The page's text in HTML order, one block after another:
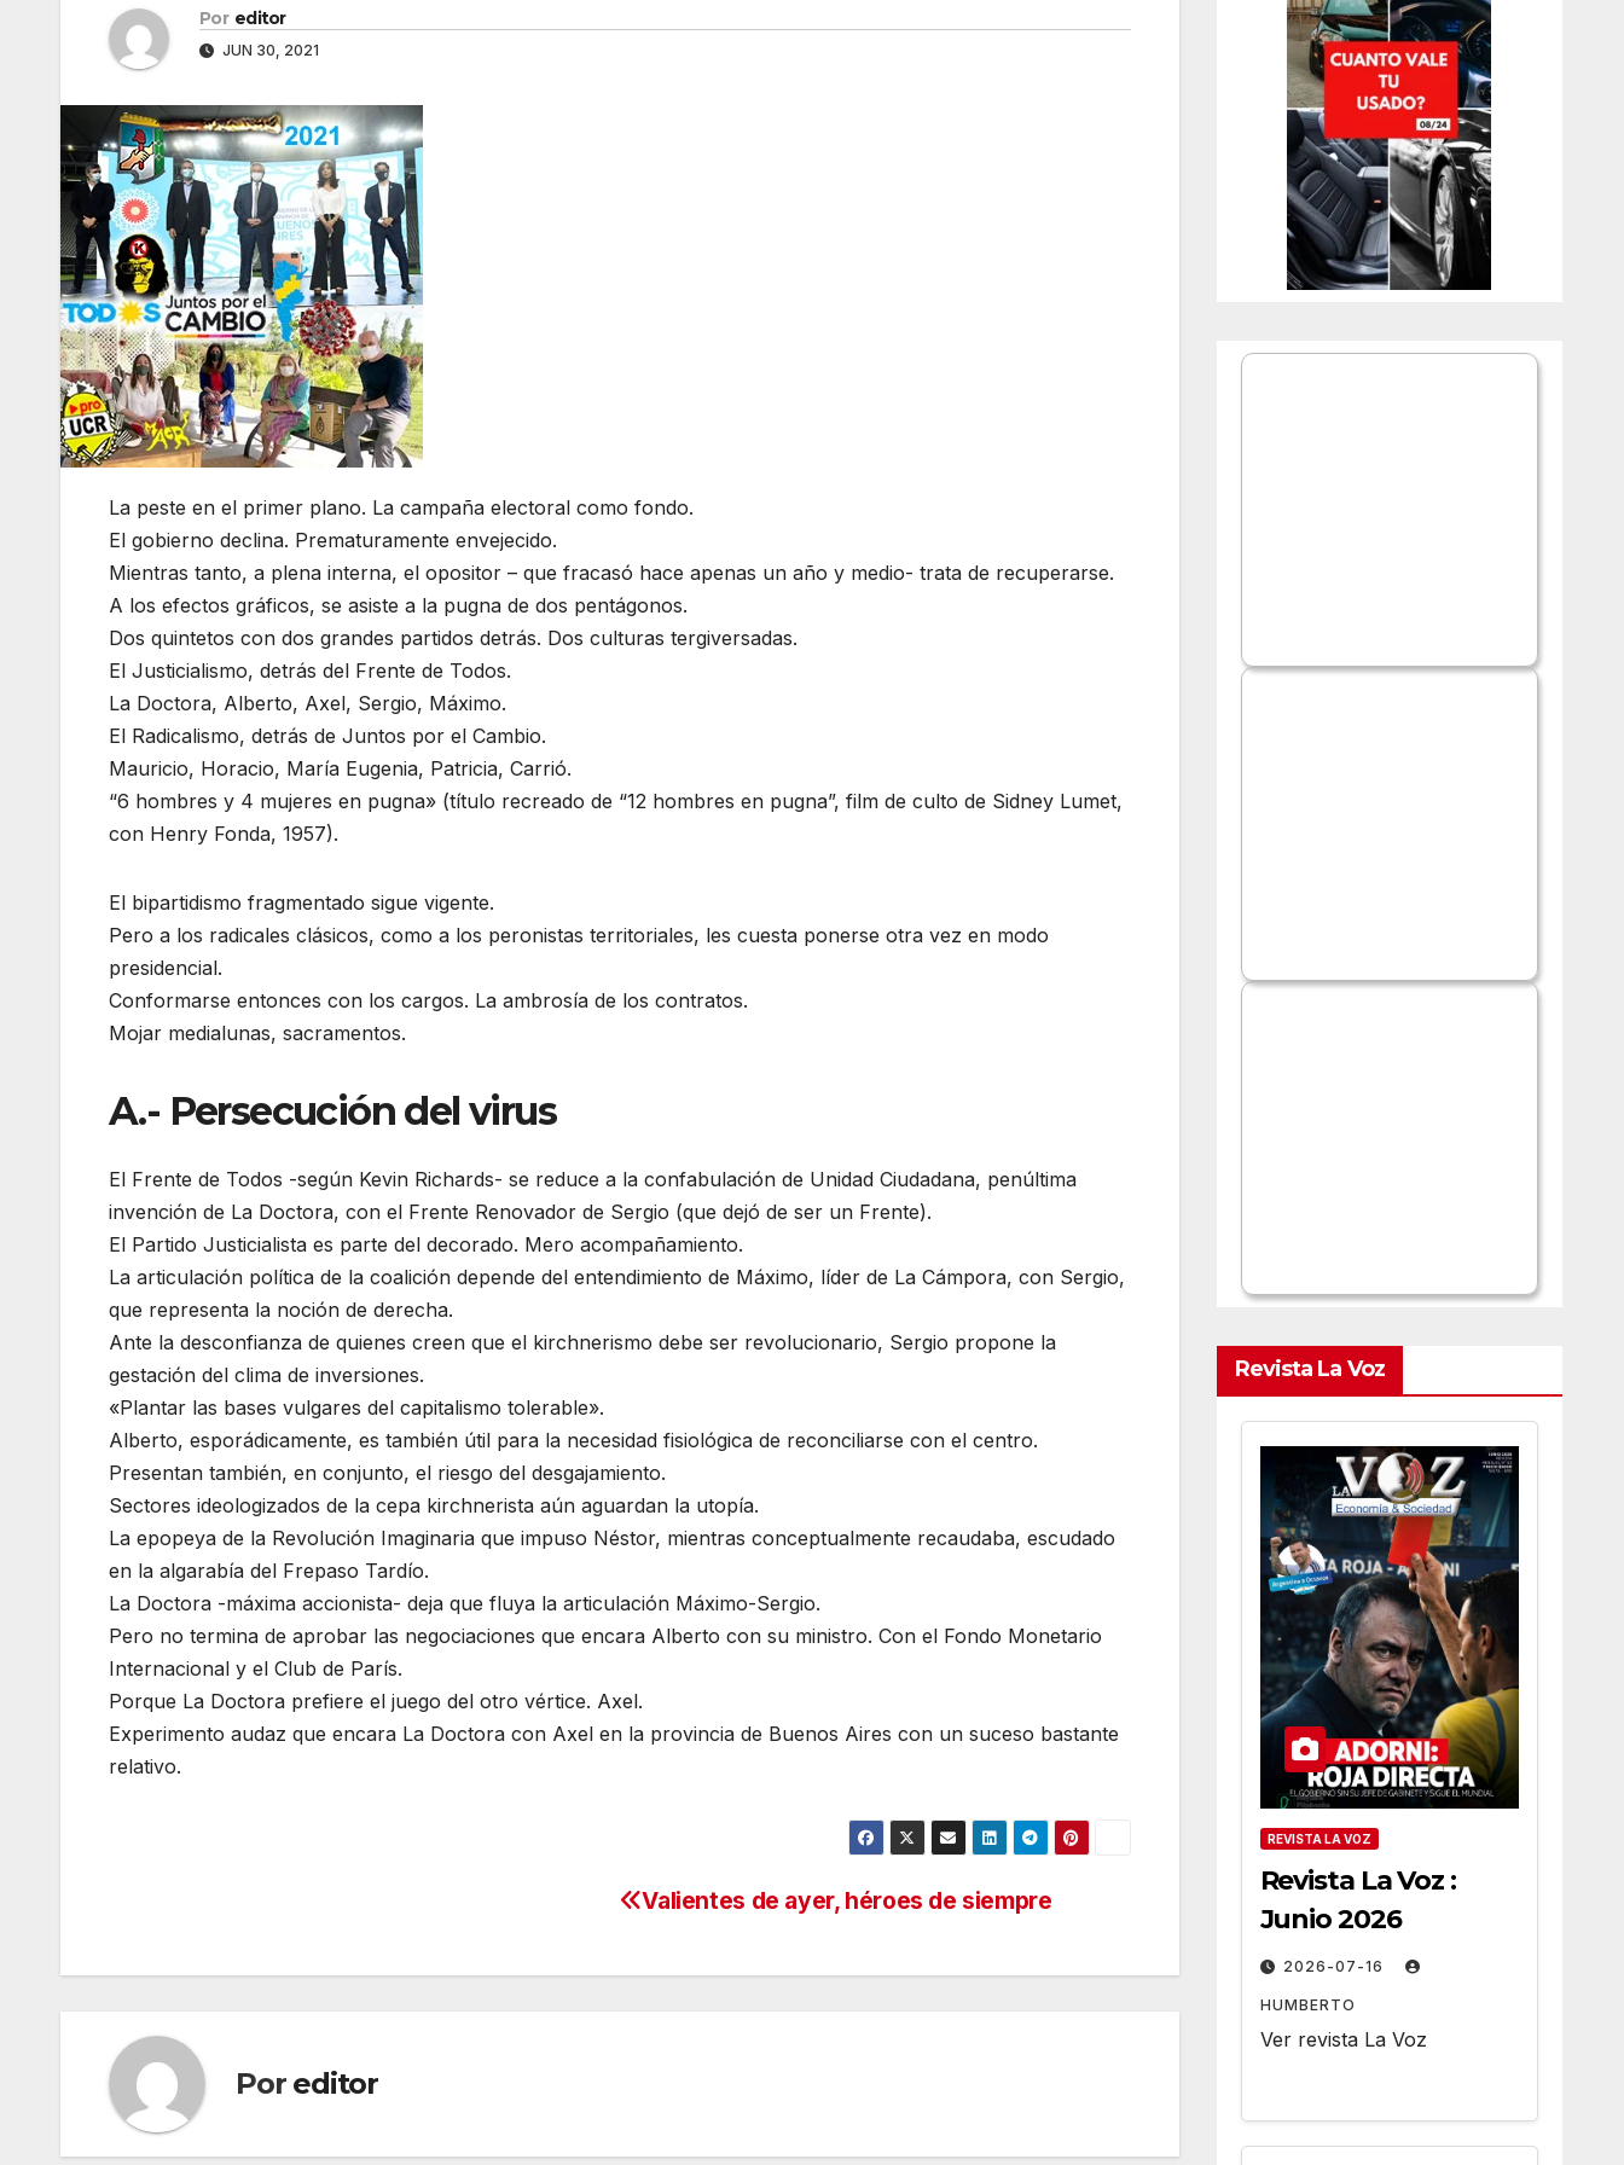
Por editor
JUN 30, 2021
La peste en el primer plano. La campaña electoral como fondo.
El gobierno declina. Prematuramente envejecido.
Mientras tanto, a plena interna, el opositor – que fracasó hace apenas un año y medio- trata de recuperarse.
A los efectos gráficos, se asiste a la pugna de dos pentágonos.
Dos quintetos con dos grandes partidos detrás. Dos culturas tergiversadas.
El Justicialismo, detrás del Frente de Todos.
La Doctora, Alberto, Axel, Sergio, Máximo.
El Radicalismo, detrás de Juntos por el Cambio.
Mauricio, Horacio, María Eugenia, Patricia, Carrió.
“6 hombres y 4 mujeres en pugna» (título recreado de “12 hombres en pugna”, film de culto de Sidney Lumet,
con Henry Fonda, 1957).
El bipartidismo fragmentado sigue vigente.
Pero a los radicales clásicos, como a los peronistas territoriales, les cuesta ponerse otra vez en modo
presidencial.
Conformarse entonces con los cargos. La ambrosía de los contratos.
Mojar medialunas, sacramentos.
A.- Persecución del virus
El Frente de Todos -según Kevin Richards- se reduce a la confabulación de Unidad Ciudadana, penúltima
invención de La Doctora, con el Frente Renovador de Sergio (que dejó de ser un Frente).
El Partido Justicialista es parte del decorado. Mero acompañamiento.
La articulación política de la coalición depende del entendimiento de Máximo, líder de La Cámpora, con Sergio,
que representa la noción de derecha.
Ante la desconfianza de quienes creen que el kirchnerismo debe ser revolucionario, Sergio propone la
gestación del clima de inversiones.
«Plantar las bases vulgares del capitalismo tolerable».
Alberto, esporádicamente, es también útil para la necesidad fisiológica de reconciliarse con el centro.
Presentan también, en conjunto, el riesgo del desgajamiento.
Sectores ideologizados de la cepa kirchnerista aún aguardan la utopía.
La epopeya de la Revolución Imaginaria que impuso Néstor, mientras conceptualmente recaudaba, escudado
en la algarabía del Frepaso Tardío.
La Doctora -máxima accionista- deja que fluya la articulación Máximo-Sergio.
Pero no termina de aprobar las negociaciones que encara Alberto con su ministro. Con el Fondo Monetario
Internacional y el Club de París.
Porque La Doctora prefiere el juego del otro vértice. Axel.
Experimento audaz que encara La Doctora con Axel en la provincia de Buenos Aires con un suceso bastante
relativo.
Valientes de ayer, héroes de siempre
Por editor
Revista La Voz
REVISTA LA VOZ
Revista La Voz :
Junio 2026
2026-07-16
HUMBERTO
Ver revista La Voz